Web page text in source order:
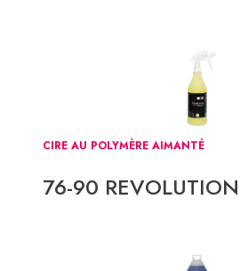
CIRE AU POLYMÈRE AIMANTÉ
76-90 REVOLUTION